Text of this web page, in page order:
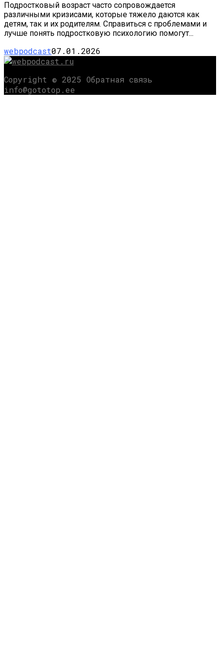
Подростковый возраст часто сопровождается
различными кризисами, которые тяжело даются как
детям, так и их родителям. Справиться с проблемами и
лучше понять подростковую психологию помогут...
webpodcast07.01.2026
Copyright © 2025 Обратная связь
info@gototop.ee